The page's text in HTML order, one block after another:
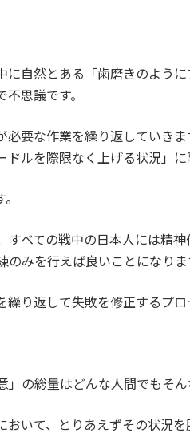
に自然とある「歯磨きのよう
思議です。
必要な作業を繰り返していき
ルを際限なく上げる状況」に
すべての戦中の日本人には精
みを行えば良いことになりま
り返して失敗を修正するプ
の総量はどんな人間でもそ
いて、とりあえずその状況